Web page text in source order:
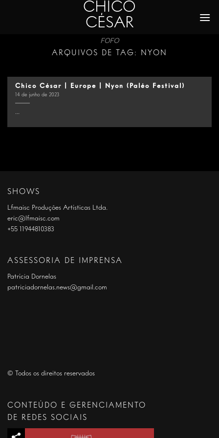
CHICO
CÉSAR
FOFO
ARQUIVOS DE TAG: NYON
Chico César | Europe | Nyon (Paléo Festival)
14 de junho de 2023
...
SHOWS
Lfmaisc Produções Artísticas Ltda.
eric@lfmaisc.com
+55 11944810383
ASSESSORIA DE IMPRENSA
Patrícia Dornelas
patriciadornelas.news@gmail.com
© Todos os direitos reservados
CONTEÚDO E GERENCIAMENTO
DE REDES SOCIAIS